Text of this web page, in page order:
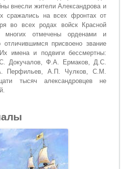
внесли жители Александрова и
сражались на всех фронтах от
во всех родах войск Красной
отмечены орденами и
присвоено звание
имена и подвиги бессмертны:
Докучалов, Ф.А. Ермаков, Д.С.
Перфильев, А.П. Чулков, С.М.
тысяч александровцев не